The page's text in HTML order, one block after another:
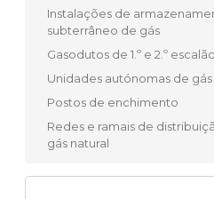
Instalações de
subterrâneo de gás
Gasodutos de 1.º e 2.º escalão
Unidades autónomas de gás
Postos de enchimento
Redes e ramais de
gás natural